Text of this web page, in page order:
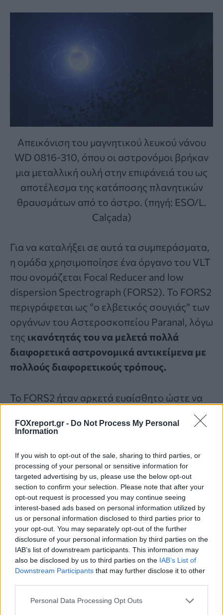
FOXreport.gr - Do Not Process My Personal
Information
If you wish to opt-out of the sale, sharing to third parties, or
processing of your personal or sensitive information for
targeted advertising by us, please use the below opt-out
section to confirm your selection. Please note that after your
opt-out request is processed you may continue seeing
interest-based ads based on personal information utilized by
us or personal information disclosed to third parties prior to
your opt-out. You may separately opt-out of the further
disclosure of your personal information by third parties on the
IAB’s list of downstream participants. This information may
also be disclosed by us to third parties on the IAB’s List of
Downstream Participants that may further disclose it to other
Personal Data Processing Opt Outs
Απεικόνιση του μαγνητικού λευκού νάνου
WD 0816-310, όπου οι αστρονόμοι βρήκαν
μια μεταλλική ουλή στην επιφάνειά του ως
αποτέλεσμα της κατάποσης πλανητικών
θραυσμάτων από το άστρο. (πηγή: ESO/L.
Calçada)
Για να καταλήξει σε αυτά τα συμπεράσματα,
η ομάδα χρησιμοποίησε ένα όργανο του VLT
που ονομάζεται Focal Reducer and low
dispersion Spectrograph (FORS2). Το FORS2
περιγράφεται ως “ο ελβετικός σουγιάς” των
οργάνων του Αστεροσκοπείου Paranal, λόγω
της ικανότητάς του να μελετά πολλά
διαφορετικά αστρονομικά αντικείμενα με
πολλούς διαφορετικούς τρόπους.
Το FORS2 ήταν αρκετά ευαίσθητο ώστε να
αυτόν τον αχνό λευκό νάνο και να μετρήσει
οδήγησε στις ενδείξεις ότιτο άστρο έχει
ένα σημάδι.
Εκτός του ότι δείχνουν πώς τα πλανητικά
συστήματα παραμένουν δυναμικά ενεργά
μετά τον θάνατο, τα αποτελέσματα
αποδεικνύουν τη δύναμη του FORS2 να
εξετάζει πράγματα όπως η σύσταση του
όγκου των πλανητών που βρίσκονται σε